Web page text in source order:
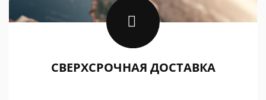
СВЕРХСРОЧНАЯ ДОСТАВКА